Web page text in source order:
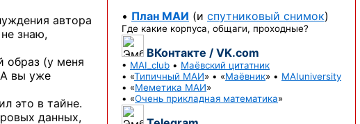
автора
знаю,
образ (у меня
вы уже
это в тайне.
данных,
• План МАИ (и спутниковый снимок)
Где какие корпуса, общаги, проходные?
ВКонтакте / VK.com
• MAI_club • Маёвский цитатник
• «Типичный МАИ» • «Маёвник» • MAIuniversity
• «Меметика МАИ»
• «Очень прикладная математика»